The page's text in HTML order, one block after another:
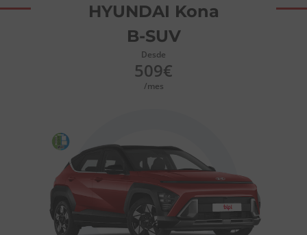
HYUNDAI Kona
B-SUV
Desde
509€
/mes